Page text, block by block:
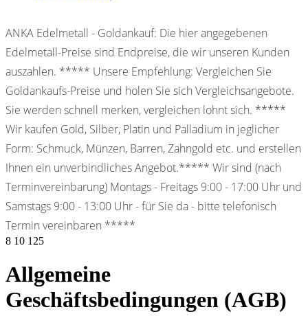
ANKA Edelmetall - Goldankauf: Die hier angegebenen
Edelmetall-Preise sind Endpreise, die wir unseren Kunden
auszahlen. ***** Unsere Empfehlung: Vergleichen Sie
Goldankaufs-Preise und holen Sie sich Vergleichsangebote.
Sie werden schnell merken, vergleichen lohnt sich. *****
Wir kaufen Gold, Silber, Platin und Palladium in jeglicher
Form: Schmuck, Münzen, Barren, Zahngold etc. und erstellen
Ihnen ein unverbindliches Angebot.***** Wir sind (nach
Terminvereinbarung) Montags - Freitags 9:00 - 17:00 Uhr und
Samstags 9:00 - 13:00 Uhr - für Sie da - bitte telefonisch
Termin vereinbaren *****
8 10 125
Allgemeine
Geschäftsbedingungen (AGB)